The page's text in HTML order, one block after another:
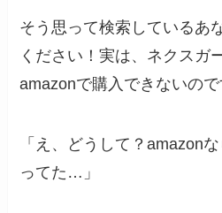
そう思って検索しているあ
ください！実は、ネクスガ
amazonで購入できないので
「え、どうして？amazon
ってた…」